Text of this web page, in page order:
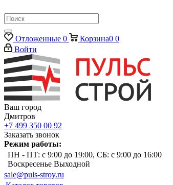
Отложенные 0 Корзина0 0
Войти
Ваш город
Дмитров
+7 499 350 00 92
Заказать звонок
Режим работы:
ПН - ПТ: с 9:00 до 19:00, СБ: с 9:00 до 16:00
Воскресенье Выходной
sale@puls-stroy.ru